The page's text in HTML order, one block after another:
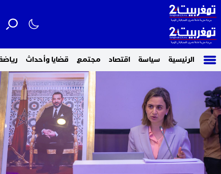
الرئيسية سياسة اقتصاد مجتمع قضايا وأحداث